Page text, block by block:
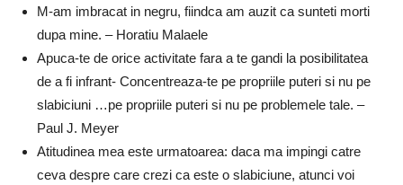
M-am imbracat in negru, fiindca am auzit ca sunteti morti
dupa mine. – Horatiu Malaele
Apuca-te de orice activitate fara a te gandi la posibilitatea
de a fi infrant- Concentreaza-te pe propriile puteri si nu pe
slabiciuni …pe propriile puteri si nu pe problemele tale. –
Paul J. Meyer
Atitudinea mea este urmatoarea: daca ma impingi catre
ceva despre care crezi ca este o slabiciune, atunci voi